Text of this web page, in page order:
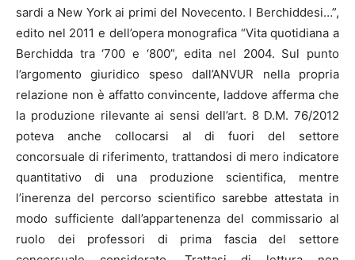
sardi a New York ai primi del Novecento. I Berchiddesi…”,
edito nel 2011 e dell’opera monografica “Vita quotidiana a
Berchidda tra ‘700 e ‘800”, edita nel 2004. Sul punto
l’argomento giuridico speso dall’ANVUR nella propria
relazione non è affatto convincente, laddove afferma che
la produzione rilevante ai sensi dell’art. 8 D.M. 76/2012
poteva anche collocarsi al di fuori del settore
concorsuale di riferimento, trattandosi di mero indicatore
quantitativo di una produzione scientifica, mentre
l’inerenza del percorso scientifico sarebbe attestata in
modo sufficiente dall’appartenenza del commissario al
ruolo dei professori di prima fascia del settore